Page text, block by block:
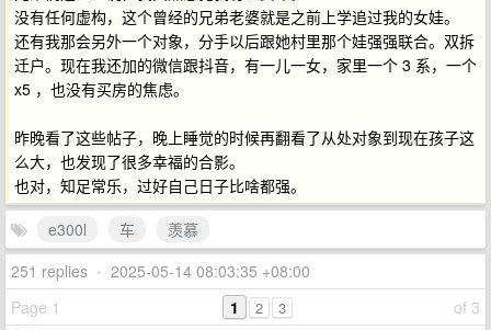
没有任何虚构，这个曾经的兄弟老婆就是之前上学追过我的女娃。
还有我那会另外一个对象，分手以后跟她村里那个娃强强联合。双拆
迁户。现在我还加的微信跟抖音，有一儿一女，家里一个 3 系，一个
x5 ，也没有买房的焦虑。
昨晚看了这些帖子，晚上睡觉的时候再翻看了从处对象到现在孩子这
么大，也发现了很多幸福的合影。
也对，知足常乐，过好自己日子比啥都强。
e300l
车
羡慕
251 replies • 2025-05-14 08:03:35 +08:00
Page 1
of 3
1 2 3